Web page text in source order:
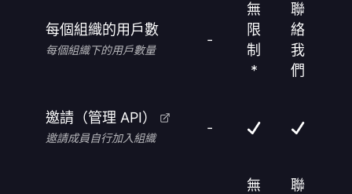
每個組織的用戶數
每個組織下的用戶數量
-
無
限
制
*
聯
絡
我
們
邀請（管理 API）
邀請成員自行加入組織
-
無
聯